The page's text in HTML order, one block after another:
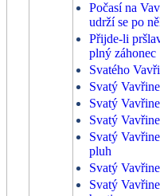
Počasí na
udrží se po
Přijde-li
plný záhonec
Svatého
Svatý
Svatý
Svatý
Svatý
pluh
Svatý
Svatý